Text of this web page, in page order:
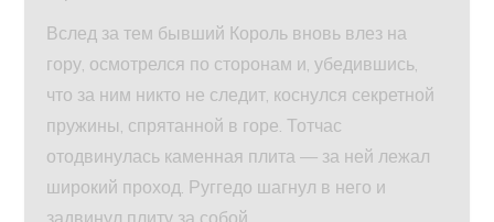
Вслед за тем бывший Король вновь влез на
гору, осмотрелся по сторонам и, убедившись,
что за ним никто не следит, коснулся секретной
пружины, спрятанной в горе. Тотчас
отодвинулась каменная плита — за ней лежал
широкий проход. Руггедо шагнул в него и